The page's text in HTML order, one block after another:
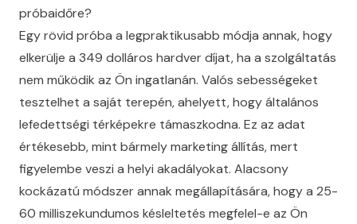
próbaidőre?
Egy rövid próba a legpraktikusabb módja annak, hogy
elkerülje a 349 dolláros hardver díjat, ha a szolgáltatás
nem működik az Ön ingatlanán. Valós sebességeket
tesztelhet a saját terepén, ahelyett, hogy általános
lefedettségi térképekre támaszkodna. Ez az adat
értékesebb, mint bármely marketing állítás, mert
figyelembe veszi a helyi akadályokat. Alacsony
kockázatú módszer annak megállapítására, hogy a 25-
60 milliszekundumos késleltetés megfelel-e az Ön